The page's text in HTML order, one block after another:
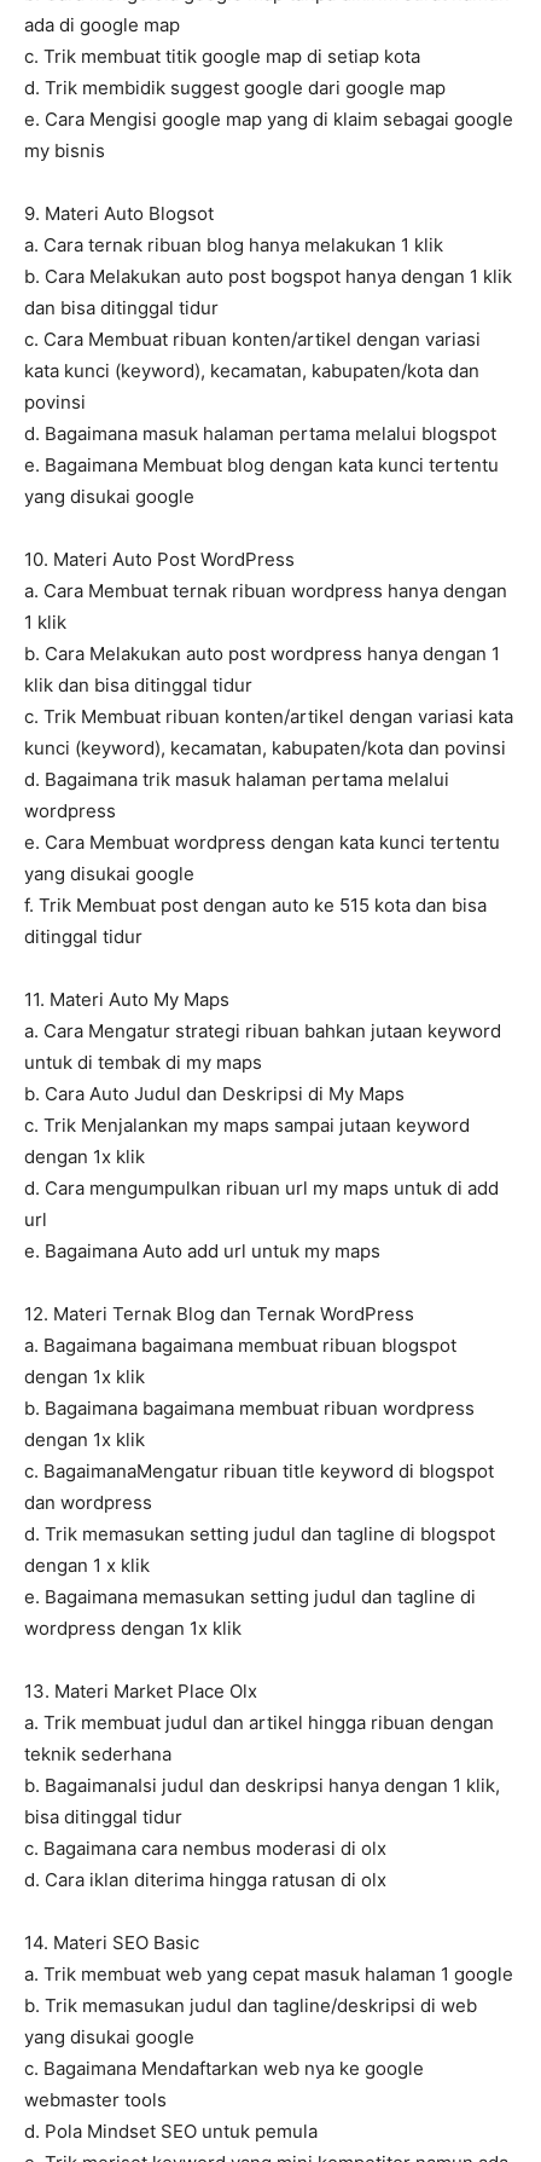
ada di google map
c. Trik membuat titik google map di setiap kota
d. Trik membidik suggest google dari google map
e. Cara Mengisi google map yang di klaim sebagai google
my bisnis
9. Materi Auto Blogsot
a. Cara ternak ribuan blog hanya melakukan 1 klik
b. Cara Melakukan auto post bogspot hanya dengan 1 klik
dan bisa ditinggal tidur
c. Cara Membuat ribuan konten/artikel dengan variasi
kata kunci (keyword), kecamatan, kabupaten/kota dan
povinsi
d. Bagaimana masuk halaman pertama melalui blogspot
e. Bagaimana Membuat blog dengan kata kunci tertentu
yang disukai google
10. Materi Auto Post WordPress
a. Cara Membuat ternak ribuan wordpress hanya dengan
1 klik
b. Cara Melakukan auto post wordpress hanya dengan 1
klik dan bisa ditinggal tidur
c. Trik Membuat ribuan konten/artikel dengan variasi kata
kunci (keyword), kecamatan, kabupaten/kota dan povinsi
d. Bagaimana trik masuk halaman pertama melalui
wordpress
e. Cara Membuat wordpress dengan kata kunci tertentu
yang disukai google
f. Trik Membuat post dengan auto ke 515 kota dan bisa
ditinggal tidur
11. Materi Auto My Maps
a. Cara Mengatur strategi ribuan bahkan jutaan keyword
untuk di tembak di my maps
b. Cara Auto Judul dan Deskripsi di My Maps
c. Trik Menjalankan my maps sampai jutaan keyword
dengan 1x klik
d. Cara mengumpulkan ribuan url my maps untuk di add
url
e. Bagaimana Auto add url untuk my maps
12. Materi Ternak Blog dan Ternak WordPress
a. Bagaimana bagaimana membuat ribuan blogspot
dengan 1x klik
b. Bagaimana bagaimana membuat ribuan wordpress
dengan 1x klik
c. BagaimanaMengatur ribuan title keyword di blogspot
dan wordpress
d. Trik memasukan setting judul dan tagline di blogspot
dengan 1 x klik
e. Bagaimana memasukan setting judul dan tagline di
wordpress dengan 1x klik
13. Materi Market Place Olx
a. Trik membuat judul dan artikel hingga ribuan dengan
teknik sederhana
b. BagaimanaIsi judul dan deskripsi hanya dengan 1 klik,
bisa ditinggal tidur
c. Bagaimana cara nembus moderasi di olx
d. Cara iklan diterima hingga ratusan di olx
14. Materi SEO Basic
a. Trik membuat web yang cepat masuk halaman 1 google
b. Trik memasukan judul dan tagline/deskripsi di web
yang disukai google
c. Bagaimana Mendaftarkan web nya ke google
webmaster tools
d. Pola Mindset SEO untuk pemula